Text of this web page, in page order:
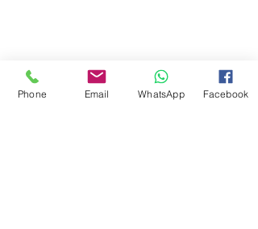
Phone Email WhatsApp Facebook